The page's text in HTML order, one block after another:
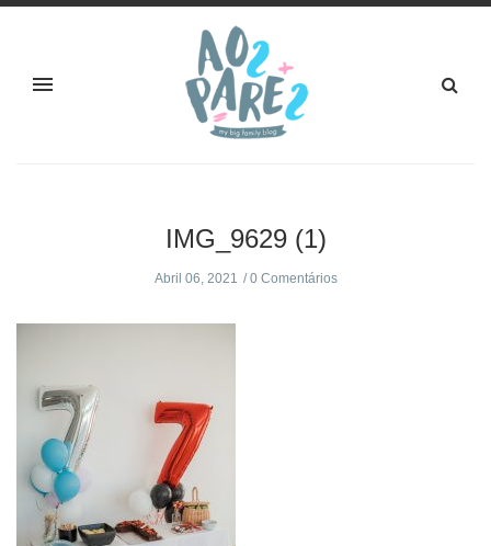
IMG_9629 (1)
Abril 06, 2021 0 Comentários